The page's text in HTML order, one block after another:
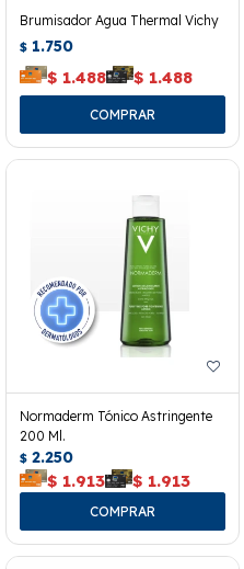
Brumisador Agua Thermal Vichy
$ 1.750
$ 1.488 $ 1.488
Normaderm Tónico Astringente
200 Ml.
$ 2.250
$ 1.913 $ 1.913